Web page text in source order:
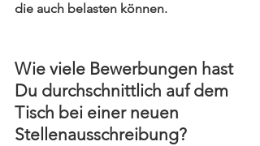
die auch belasten können.
Wie viele Bewerbungen hast
Du durchschnittlich auf dem
Tisch bei einer neuen
Stellenausschreibung?